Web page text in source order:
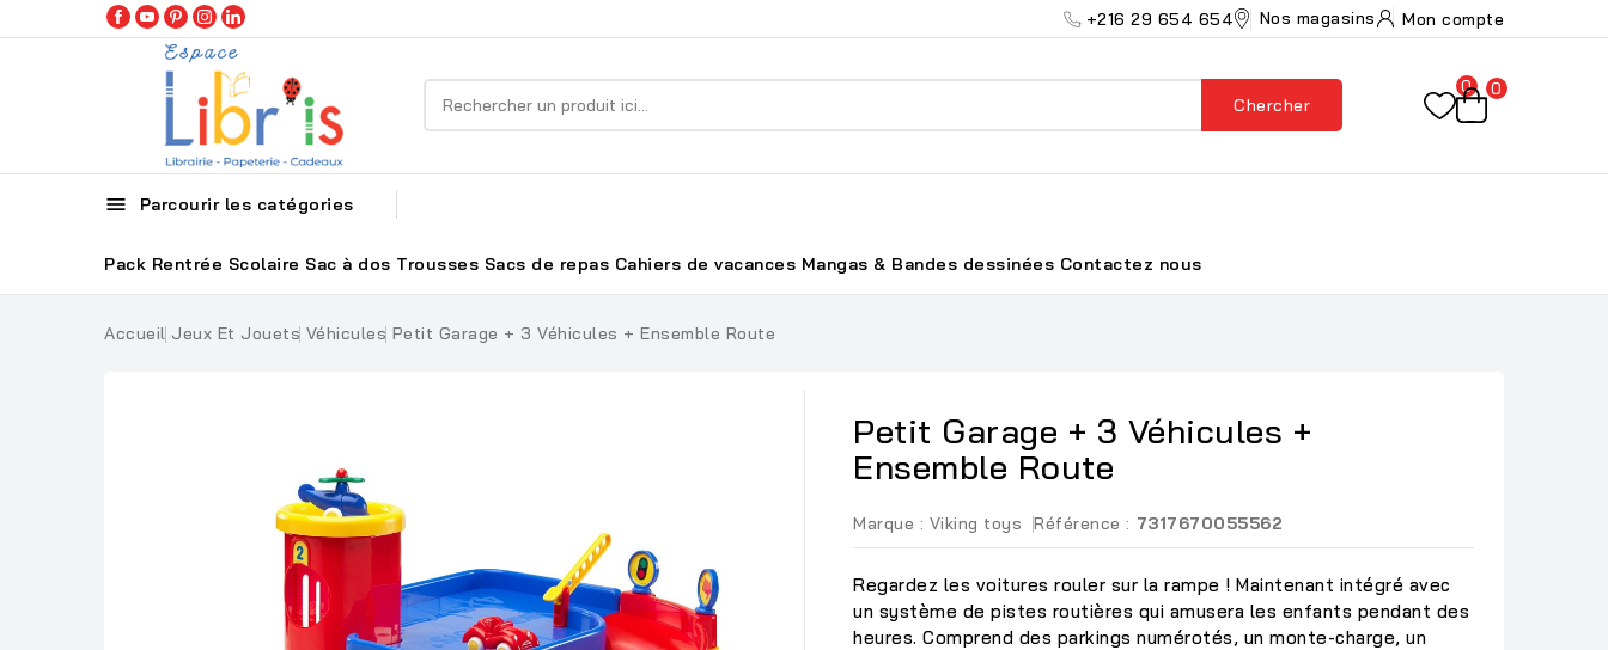
+216 29 654 654 Nos magasins Mon compte
Chercher
0 0
 Parcourir les catégories
Pack Rentrée Scolaire Sac à dos Trousses Sacs de repas Cahiers de vacances Mangas & Bandes dessinées Contactez nous
Accueil Jeux Et Jouets Véhicules Petit Garage + 3 Véhicules + Ensemble Route
Petit Garage + 3 Véhicules +
Ensemble Route
Marque : Viking toys Référence : 7317670055562
Regardez les voitures rouler sur la rampe ! Maintenant intégré avec
un système de pistes routières qui amusera les enfants pendant des
heures. Comprend des parkings numérotés, un monte-charge, un